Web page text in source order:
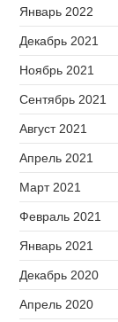
Январь 2022
Декабрь 2021
Ноябрь 2021
Сентябрь 2021
Август 2021
Апрель 2021
Март 2021
Февраль 2021
Январь 2021
Декабрь 2020
Апрель 2020